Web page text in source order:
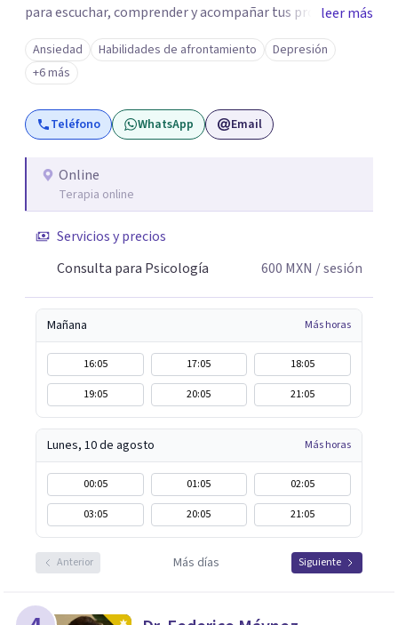
para escuchar, comprender y acompañar tus procesos
emocionales a tu propio ritmo. Creo firmemente en la
importancia de construir juntos herramientas que
fortalezcan el bienestar, la autonomía y el sentido de
vida. Será un gusto acompañarte en este proceso. Quedo
atento para resolver cualquier duda y acordar una cita. Un
leer más
Ansiedad Habilidades de afrontamiento
Depresión
+6 más
Teléfono WhatsApp Email
Online
Terapia online
Servicios y precios
Consulta para Psicología
600 MXN / sesión
Mañana Más horas
16:05 17:05
18:05
19:05
20:05 21:05
Lunes, 10 de agosto Más horas
00:05 01:05
02:05
03:05
20:05 21:05
Anterior Más días Siguiente